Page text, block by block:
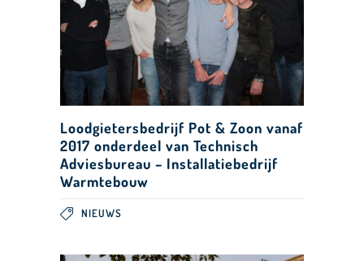
Loodgietersbedrijf Pot & Zoon vanaf
2017 onderdeel van Technisch
Adviesbureau – Installatiebedrijf
Warmtebouw
NIEUWS